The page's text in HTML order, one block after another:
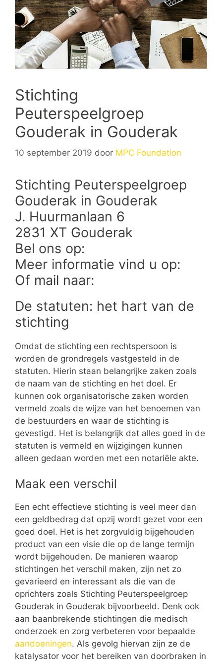
Stichting
Peuterspeelgroep
Gouderak in Gouderak
10 september 2019 door MPC Foundation
Stichting Peuterspeelgroep
Gouderak in Gouderak
J. Huurmanlaan 6
2831 XT Gouderak
Bel ons op:
Meer informatie vind u op:
Of mail naar:
De statuten: het hart van de
stichting
Omdat de stichting een rechtspersoon is
worden de grondregels vastgesteld in de
statuten. Hierin staan belangrijke zaken zoals
de naam van de stichting en het doel. Er
kunnen ook organisatorische zaken worden
vermeld zoals de wijze van het benoemen van
de bestuurders en waar de stichting is
gevestigd. Het is belangrijk dat alles goed in de
statuten is vermeld en wijzigingen kunnen
alleen gedaan worden met een notariële akte.
Maak een verschil
Een echt effectieve stichting is veel meer dan
een geldbedrag dat opzij wordt gezet voor een
goed doel. Het is het zorgvuldig bijgehouden
product van een visie die op de lange termijn
wordt bijgehouden. De manieren waarop
stichtingen het verschil maken, zijn net zo
gevarieerd en interessant als die van de
oprichters zoals Stichting Peuterspeelgroep
Gouderak in Gouderak bijvoorbeeld. Denk ook
aan baanbrekende stichtingen die medisch
onderzoek en zorg verbeteren voor bepaalde
aandoeningen. Als gevolg hiervan zijn ze de
katalysator voor het bereiken van doorbraken in